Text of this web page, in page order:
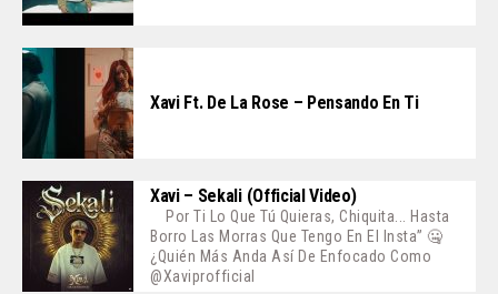
Xavi Ft. De La Rose – Pensando En Ti
Xavi – Sekali (Official Video)
Por Ti Lo Que Tú Quieras, Chiquita... Hasta
Borro Las Morras Que Tengo En El Insta” 🤐
¿Quién Más Anda Así De Enfocado Como
@xaviprofficial